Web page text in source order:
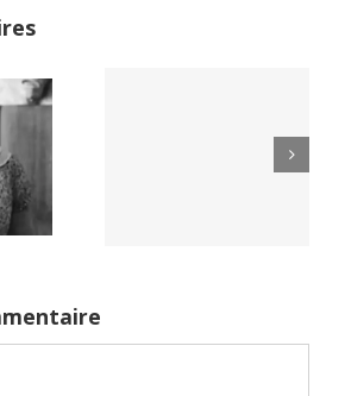
of
Yaïr Golan : une